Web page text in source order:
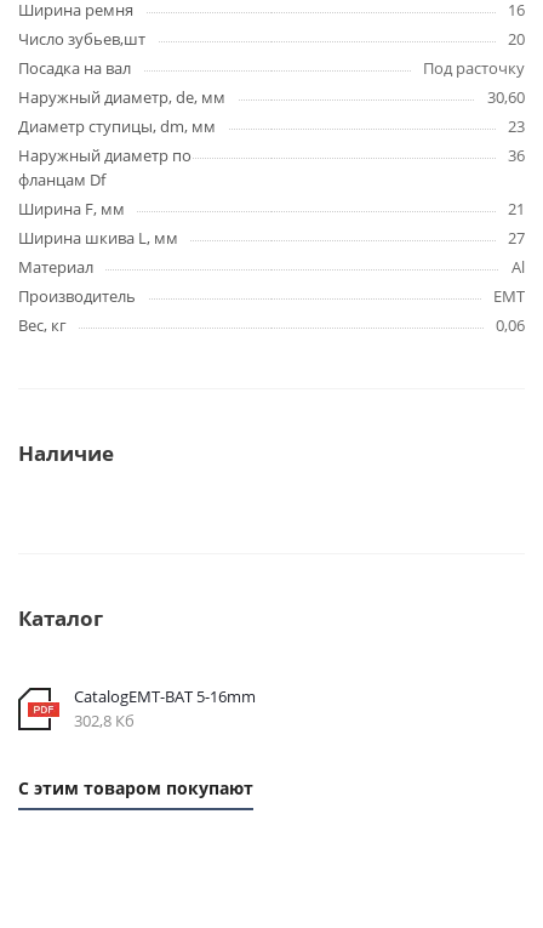
Ширина ремня
16
Число зубьев,шт
20
Посадка на вал
Под расточку
Наружный диаметр, de, мм
30,60
Диаметр ступицы, dm, мм
23
Наружный диаметр по
фланцам Df
36
Ширина F, мм
21
Ширина шкива L, мм
27
Материал
Al
Производитель
EMT
Вес, кг
0,06
Наличие
Каталог
CatalogEMT-ВАТ 5-16mm
302,8 Кб
С этим товаром покупают